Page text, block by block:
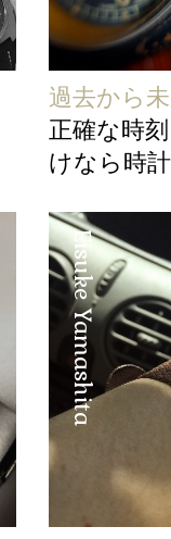
過去から
正確な時
けなら時
Eisuke Yamashita